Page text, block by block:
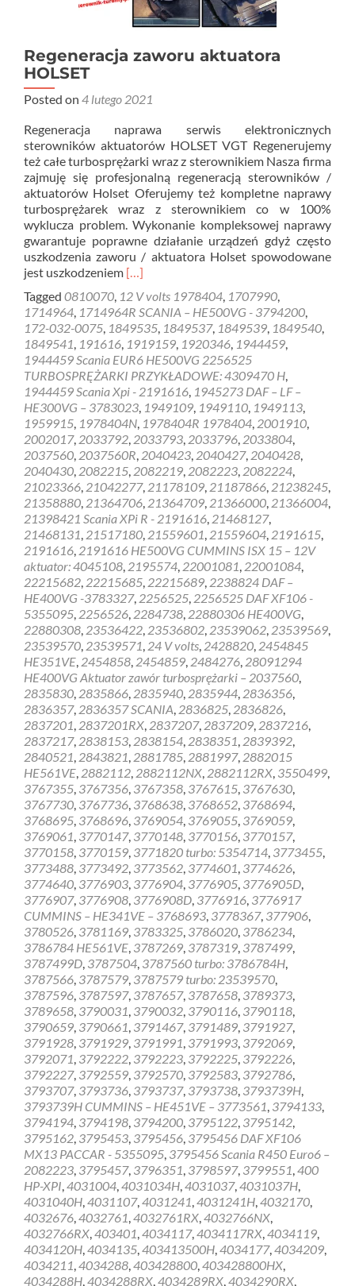
Regeneracja zaworu aktuatora
HOLSET
Posted on 4 lutego 2021
Regeneracja naprawa serwis elektronicznych
sterowników aktuatorów HOLSET VGT Regenerujemy
też całe turbosprężarki wraz z sterownikiem Nasza firma
zajmuję się profesjonalną regeneracją sterowników /
aktuatorów Holset Oferujemy też kompletne naprawy
turbosprężarek wraz z sterownikiem co w 100%
wyklucza problem. Wykonanie kompleksowej naprawy
gwarantuje poprawne działanie urządzeń gdyż często
uszkodzenia zaworu / aktuatora Holset spowodowane
jest uszkodzeniem Read
about
Regeneracja
zaworu
aktuatora
HOLSET
[…]
Tagged 0810070, 12 V volts 1978404, 1707990,
1714964, 1714964R SCANIA – HE500VG - 3794200,
172-032-0075, 1849535, 1849537, 1849539, 1849540,
1849541, 191616, 1919159, 1920346, 1944459,
1944459 Scania EUR6 HE500VG 2256525
TURBOSPRĘŻARKI PRZYKŁADOWE: 4309470 H,
1944459 Scania Xpi - 2191616, 1945273 DAF – LF –
HE300VG – 3783023, 1949109, 1949110, 1949113,
1959915, 1978404N, 1978404R 1978404, 2001910,
2002017, 2033792, 2033793, 2033796, 2033804,
2037560, 2037560R, 2040423, 2040427, 2040428,
2040430, 2082215, 2082219, 2082223, 2082224,
21023366, 21042277, 21178109, 21187866, 21238245,
21358880, 21364706, 21364709, 21366000, 21366004,
21398421 Scania XPi R - 2191616, 21468127,
21468131, 21517180, 21559601, 21559604, 2191615,
2191616, 2191616 HE500VG CUMMINS ISX 15 – 12V
aktuator: 4045108, 2195574, 22001081, 22001084,
22215682, 22215685, 22215689, 2238824 DAF –
HE400VG -3783327, 2256525, 2256525 DAF XF106 -
5355095, 2256526, 2284738, 22880306 HE400VG,
22880308, 23536422, 23536802, 23539062, 23539569,
23539570, 23539571, 24 V volts, 2428820, 2454845
HE351VE, 2454858, 2454859, 2484276, 28091294
HE400VG Aktuator zawór turbosprężarki – 2037560,
2835830, 2835866, 2835940, 2835944, 2836356,
2836357, 2836357 SCANIA, 2836825, 2836826,
2837201, 2837201RX, 2837207, 2837209, 2837216,
2837217, 2838153, 2838154, 2838351, 2839392,
2840521, 2843821, 2881785, 2881997, 2882015
HE561VE, 2882112, 2882112NX, 2882112RX, 3550499,
3767355, 3767356, 3767358, 3767615, 3767630,
3767730, 3767736, 3768638, 3768652, 3768694,
3768695, 3768696, 3769054, 3769055, 3769059,
3769061, 3770147, 3770148, 3770156, 3770157,
3770158, 3770159, 3771820 turbo: 5354714, 3773455,
3773488, 3773492, 3773562, 3774601, 3774626,
3774640, 3776903, 3776904, 3776905, 3776905D,
3776907, 3776908, 3776908D, 3776916, 3776917
CUMMINS – HE341VE – 3768693, 3778367, 377906,
3780526, 3781169, 3783325, 3786020, 3786234,
3786784 HE561VE, 3787269, 3787319, 3787499,
3787499D, 3787504, 3787560 turbo: 3786784H,
3787566, 3787579, 3787579 turbo: 23539570,
3787596, 3787597, 3787657, 3787658, 3789373,
3789658, 3790031, 3790032, 3790116, 3790118,
3790659, 3790661, 3791467, 3791489, 3791927,
3791928, 3791929, 3791991, 3791993, 3792069,
3792071, 3792222, 3792223, 3792225, 3792226,
3792227, 3792559, 3792570, 3792583, 3792786,
3793707, 3793736, 3793737, 3793738, 3793739H,
3793739H CUMMINS – HE451VE – 3773561, 3794133,
3794194, 3794198, 3794200, 3795122, 3795142,
3795162, 3795453, 3795456, 3795456 DAF XF106
MX13 PACCAR - 5355095, 3795456 Scania R450 Euro6 –
2082223, 3795457, 3796351, 3798597, 3799551,400
HP-XPI,4031004,4031034H,4031037,4031037H,
4031040H,4031107,4031241,4031241H,4032170,
4032676,4032761,4032761RX,4032766NX,
4032766RX,403401,4034117,4034117RX,4034119,
4034120H,4034135,403413500H,4034177,4034209,
4034211,4034288,403428800,403428800HX,
4034288H,4034288RX,4034289RX,4034290RX,